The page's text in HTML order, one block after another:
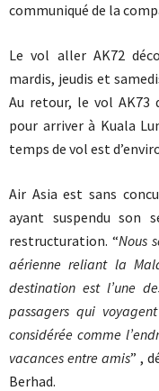
communiqué de la
Le vol aller AK72
mardis, jeudis et
Au retour, le vol AK73
pour arriver à Kuala
temps de vol est
Air Asia est sans
ayant suspendu son
restructuration. “Nous
aérienne reliant la
destination est l’une
passagers qui
considérée comme
vacances entre amis” ,
Berhad.